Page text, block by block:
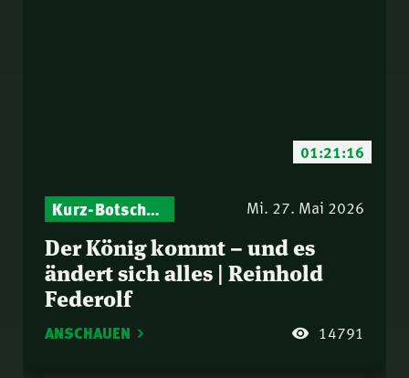
01:21:16
Israel – Biblische Perspektiven & aktuelle Einordnungen
Kurz-Botschaften – Biblische Impulse mit Zukunft im Blick Mi. 27. Mai 2026
Der König kommt – und es
ändert sich alles | Reinhold
Federolf
ANSCHAUEN 14791